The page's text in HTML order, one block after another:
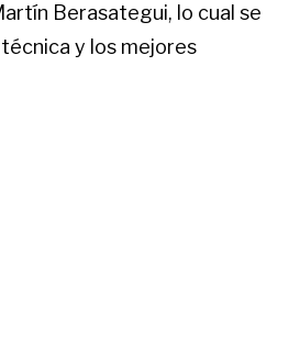
Berasategui, lo cual se
y los mejores